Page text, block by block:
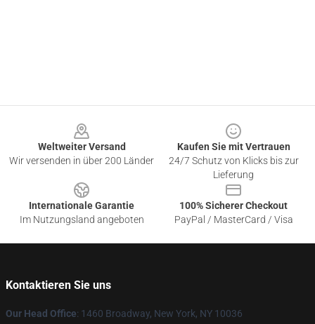
Weltweiter Versand
Wir versenden in über 200 Länder
Kaufen Sie mit Vertrauen
24/7 Schutz von Klicks bis zur
Lieferung
Internationale Garantie
Im Nutzungsland angeboten
100% Sicherer Checkout
PayPal / MasterCard / Visa
Kontaktieren Sie uns
Our Head Office: 1460 Broadway, New York, NY 10036